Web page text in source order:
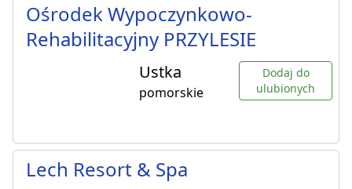
Ośrodek Wypoczynkowo-
Rehabilitacyjny PRZYLESIE
Ustka
pomorskie
Dodaj do
ulubionych
Lech Resort & Spa